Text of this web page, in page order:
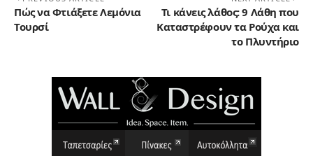
Πώς να Φτιάξετε Λεμόνια
Τουρσί
Τι κάνεις λάθος: 9 Λάθη που
Καταστρέφουν τα Ρούχα και
το Πλυντήριο